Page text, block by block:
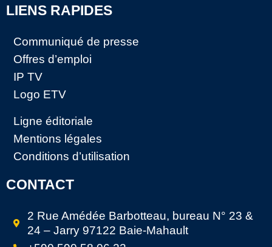
LIENS RAPIDES
Communiqué de presse
Offres d’emploi
IP TV
Logo ETV
Ligne éditoriale
Mentions légales
Conditions d’utilisation
CONTACT
2 Rue Amédée Barbotteau, bureau N° 23 &
24 – Jarry 97122 Baie-Mahault